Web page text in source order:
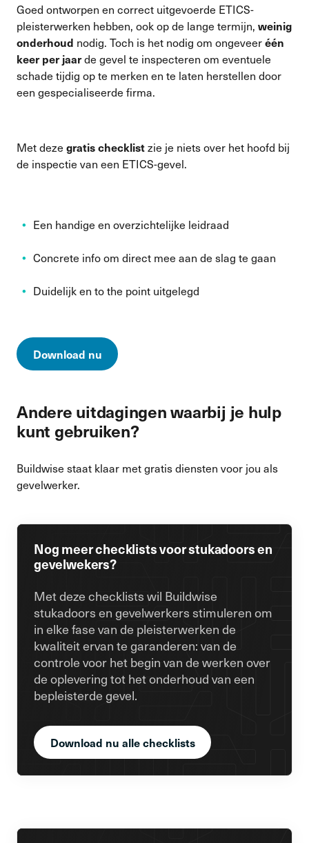
Goed ontworpen en correct uitgevoerde ETICS-
pleisterwerken hebben, ook op de lange termijn, weinig
onderhoud nodig. Toch is het nodig om ongeveeréén
keer per jaarde gevel te inspecteren om eventuele
schade tijdig op te merken en te laten herstellen door
een gespecialiseerde firma.
Met deze gratis checklistzie je niets over het hoofd bij
de inspectie van een ETICS-gevel.
Een handige en overzichtelijke leidraad
Concrete info om direct mee aan de slag te gaan
Duidelijk en to the point uitgelegd
Download nu
Andere uitdagingen waarbij je hulp
kunt gebruiken?
Buildwise staat klaar met gratis diensten voor jou als
gevelwerker.
Nog meer checklists voor stukadoors en
gevelwekers?
Met deze checklists wil Buildwise
stukadoors en gevelwerkers stimuleren om
in elke fase van de pleisterwerken de
kwaliteit ervan te garanderen: van de
controle voor het begin van de werken over
de oplevering tot het onderhoud van een
bepleisterde gevel.
Download nu alle checklists